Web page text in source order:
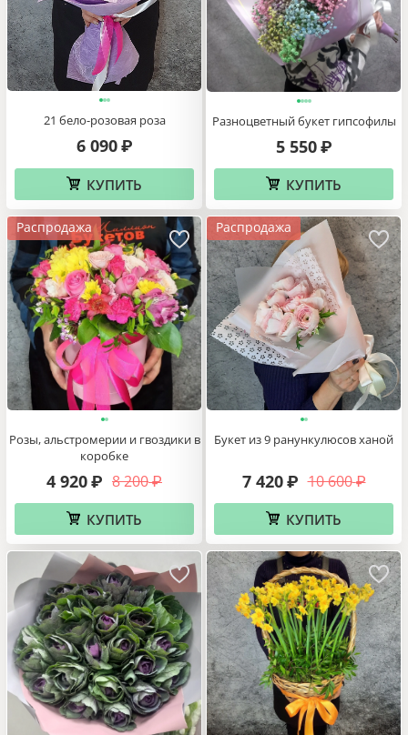
21 бело-розовая роза
6 090 ₽
КУПИТЬ
Разноцветный букет гипсофилы
5 550 ₽
КУПИТЬ
Распродажа
Розы, альстромерии и гвоздики в
коробке
8 200 ₽
4 920₽
КУПИТЬ
Распродажа
Букет из 9 ранункулюсов ханой
10 600 ₽
7 420 ₽
КУПИТЬ